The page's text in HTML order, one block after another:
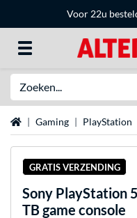
Voor 22u
HomeGaming PlayStation
GRATIS VERZENDING
Sony PlayStation
TB game console